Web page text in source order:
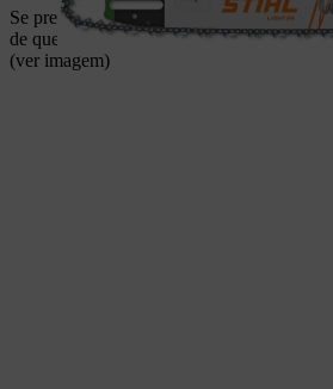
Se pretender contar o número de elos de
de que conta apenas os elos de
(ver imagem)